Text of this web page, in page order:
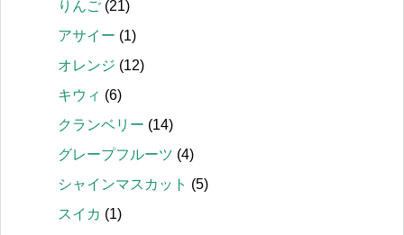
りんご (21)
アサイー (1)
オレンジ (12)
キウィ (6)
クランベリー (14)
グレープフルーツ (4)
シャインマスカット (5)
スイカ (1)